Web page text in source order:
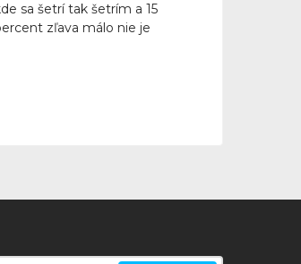
sa šetrí tak šetrím a 15
zľava málo nie je